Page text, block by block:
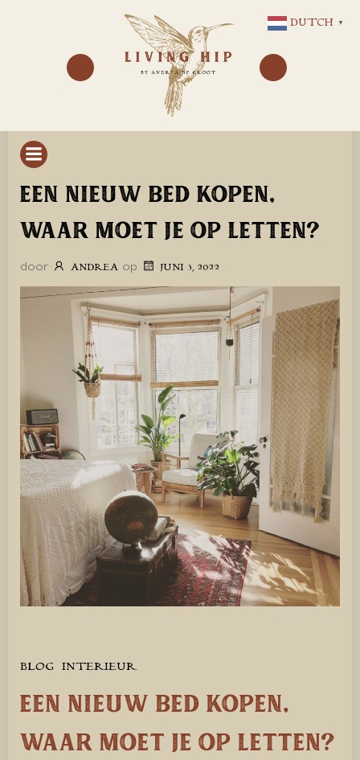
NAAR
DE
INHOUD
EEN NIEUW BED KOPEN,
WAAR MOET JE OP LETTEN?
door ANDREA op JUNI 3, 2022
BLOG INTERIEUR
Een nieuw bed kopen,
waar moet je op letten?
DUTCH ▼